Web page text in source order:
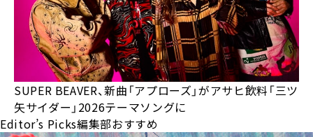
SUPER BEAVER、新曲「アプローズ」がアサヒ飲料「三ツ
矢サイダー」2026テーマソングに
Editor’s Picks編集部おすすめ